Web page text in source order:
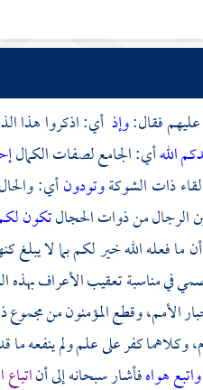
عليهم فقال:وإذ أي: اذكروا هذا
اللهأي: الجامع لصفات الكمال
ذات الشوكةوتودونأي:
الرجال من ذوات الحجالتكون
فعله الله خير لكم بما لا يبلغ
في مناسبة تعقيب الأعراف
الأمم، وقطع المؤمنون من مجموع
وكلاهما كفر على علم ولم ينفعه
هواهفأشار سبحانه إلى أن